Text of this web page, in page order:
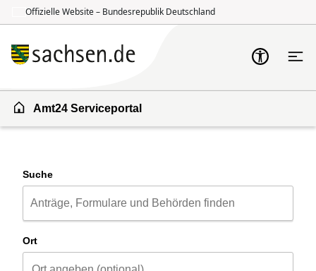
Offizielle Website – Bundesrepublik Deutschland
Amt24 Serviceportal
Suche
Ort